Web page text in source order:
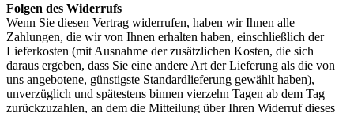
Folgen des Widerrufs
Wenn Sie diesen Vertrag widerrufen, haben wir Ihnen alle
Zahlungen, die wir von Ihnen erhalten haben, einschließlich der
Lieferkosten (mit Ausnahme der zusätzlichen Kosten, die sich
daraus ergeben, dass Sie eine andere Art der Lieferung als die von
uns angebotene, günstigste Standardlieferung gewählt haben),
unverzüglich und spätestens binnen vierzehn Tagen ab dem Tag
zurückzuzahlen, an dem die Mitteilung über Ihren Widerruf dieses